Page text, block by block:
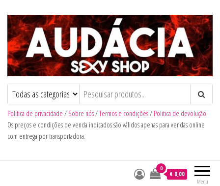
Audacia Sexy Shop
Politica de privacidade / Sobre nós/Termos e condições/ Politica de devolução
Os preços e condições de venda indicados são válidos apenas para vendas online
com entrega por transportadora.
Menu
0
€ 0,00